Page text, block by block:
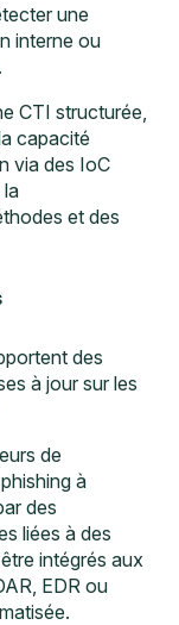
une
interne ou
CTI structurée,
capacité
via des IoC
la
et des
des
à jour sur les
de
à
des
liées à des
intégrés aux
EDR ou